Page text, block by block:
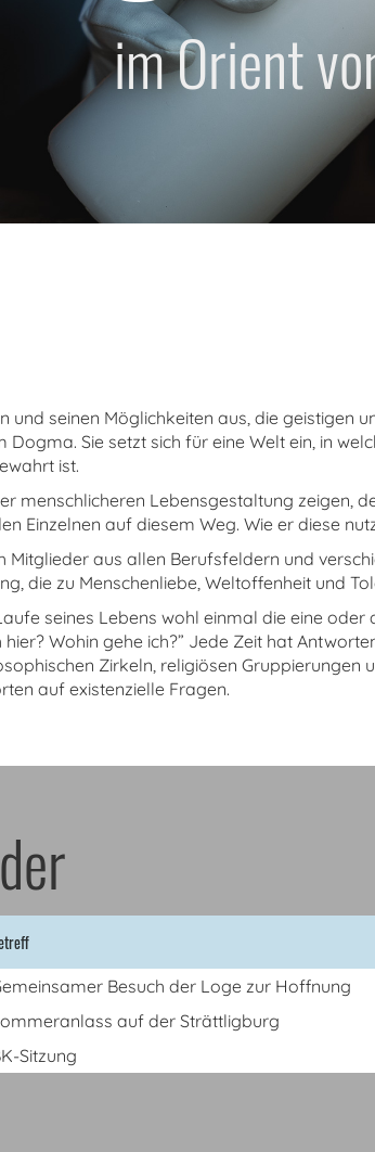
im Orient
und seinen Möglichkeiten aus, die geistigen
Sie setzt sich für eine Welt ein, in
ist.
menschlicheren Lebensgestaltung zeigen,
Einzelnen auf diesem Weg. Wie er diese
Mitglieder aus allen Berufsfeldern und
die zu Menschenliebe, Weltoffenheit und
seines Lebens wohl einmal die eine
Wohin gehe ich?” Jede Zeit hat
Zirkeln, religiösen Gruppierungen
auf existenzielle Fragen.
Besuch der Loge zur Hoffnung
auf der Strättligburg
Sitzung